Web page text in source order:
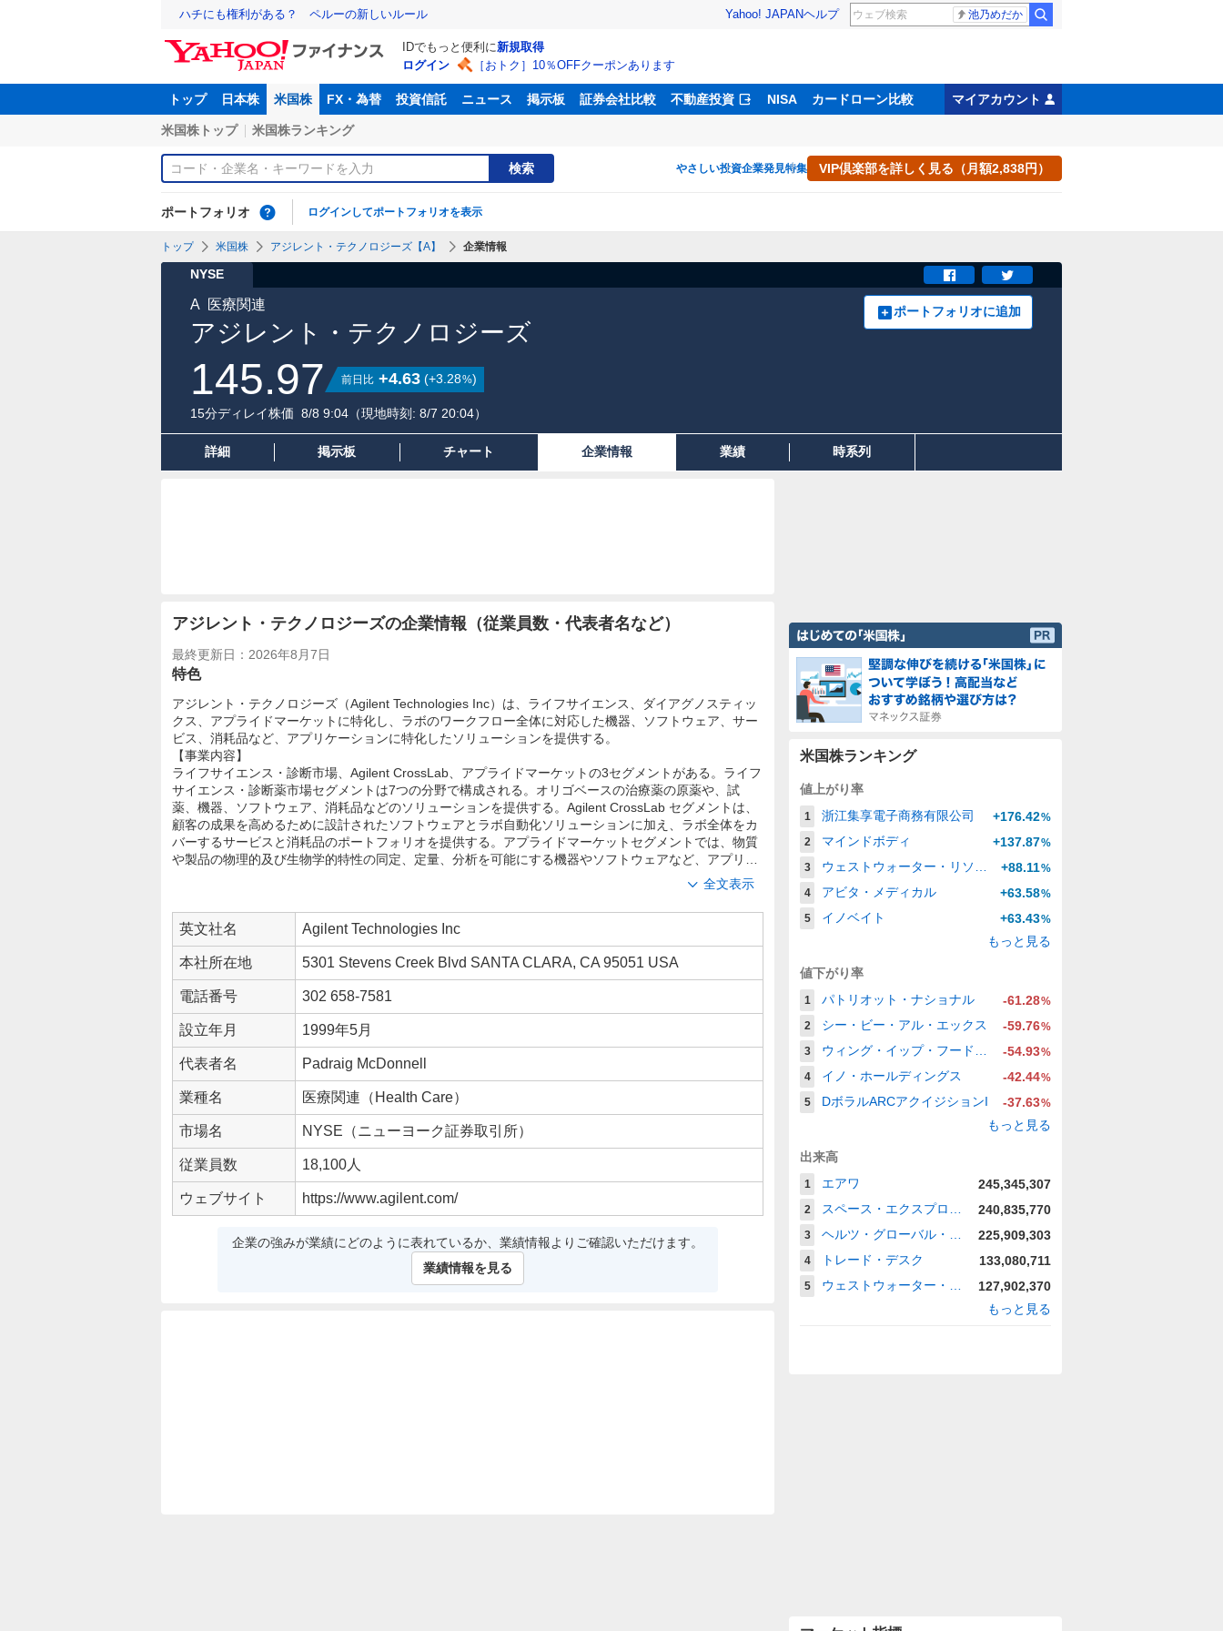
ハチにも権利がある？ ペルーの新しいルール Yahoo! JAPANヘルプ 池乃めだか
IDでもっと便利に新規取得
ログイン
［おトク］10％OFFクーポンあります
トップ 日本株 米国株 FX・為替 投資信託 ニュース 掲示板 証券会社比較 不動産投資 NISA カードローン比較 マイアカウント
米国株トップ 米国株ランキング
検索 やさしい投資企業発見特集 VIP倶楽部を詳しく見る（月額2,838円）
ポートフォリオ ログインしてポートフォリオを表示
トップ 米国株 アジレント・テクノロジーズ【A】 企業情報
NYSE
アジレント・テクノロジーズ
A 医療関連 ポートフォリオに追加
145.97 前日比 +4.63 (+3.28%)
15分ディレイ株価 8/8 9:04 （現地時刻: 8/7 20:04）
詳細 掲示板 チャート 企業情報 業績 時系列
アジレント・テクノロジーズの企業情報（従業員数・代表者名など）
最終更新日：2026年8月7日
特色
アジレント・テクノロジーズ（Agilent Technologies Inc）は、ライフサイエンス、ダイアグノスティッ
クス、アプライドマーケットに特化し、ラボのワークフロー全体に対応した機器、ソフトウェア、サー
ビス、消耗品など、アプリケーションに特化したソリューションを提供する。
【事業内容】
ライフサイエンス・診断市場、Agilent CrossLab、アプライドマーケットの3セグメントがある。ライフ
サイエンス・診断薬市場セグメントは7つの分野で構成される。オリゴベースの治療薬の原薬や、試
薬、機器、ソフトウェア、消耗品などのソリューションを提供する。Agilent CrossLab セグメントは、
顧客の成果を高めるために設計されたソフトウェアとラボ自動化ソリューションに加え、ラボ全体をカ
バーするサービスと消耗品のポートフォリオを提供する。アプライドマーケットセグメントでは、物質
や製品の物理的及び生物学的特性の同定、定量、分析を可能にする機器やソフトウェアなど、アプリケ
全文表示
企
業
情
報
英文社名 Agilent Technologies Inc
本社所在地 5301 Stevens Creek Blvd SANTA CLARA, CA 95051 USA
電話番号 302 658-7581
設立年月 1999年5月
代表者名 Padraig McDonnell
業種名 医療関連（Health Care）
市場名 NYSE（ニューヨーク証券取引所）
従業員数 18,100人
ウェブサイト https://www.agilent.com/
企業の強みが業績にどのように表れているか、業績情報よりご確認いただけます。
業績情報を見る
米国株ランキング
値上がり率
1 浙江集享電子商務有限公司 +176.42%
2
マインドボディ +137.87%
3
ウェストウォーター・リソーシズ +88.11%
4
アビタ・メディカル +63.58%
5
イノベイト +63.43%
もっと見る
値下がり率
1 パトリオット・ナショナル -61.28%
2
シー・ビー・アル・エックス -59.76%
3
ウィング・イップ・フード・ホールディングス・グループ -54.93%
4
イノ・ホールディングス -42.44%
5
DボラルARCアクイジションI -37.63%
もっと見る
出来高
1 エアワ 245,345,307
2 スペース・エクスプロレーション・テクノロジーズ 240,835,770
3 ヘルツ・グローバル・ホールディングス 225,909,303
4 トレード・デスク 133,080,711
5 ウェストウォーター・リソーシズ
127,902,370
もっと見る